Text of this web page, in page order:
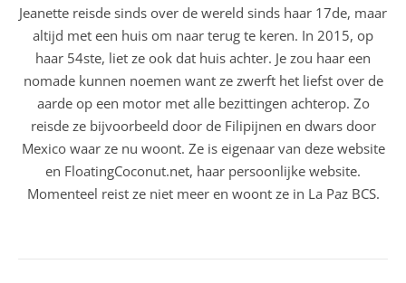
Jeanette reisde sinds over de wereld sinds haar 17de, maar
altijd met een huis om naar terug te keren. In 2015, op
haar 54ste, liet ze ook dat huis achter. Je zou haar een
nomade kunnen noemen want ze zwerft het liefst over de
aarde op een motor met alle bezittingen achterop. Zo
reisde ze bijvoorbeeld door de Filipijnen en dwars door
Mexico waar ze nu woont. Ze is eigenaar van deze website
en FloatingCoconut.net, haar persoonlijke website.
Momenteel reist ze niet meer en woont ze in La Paz BCS.